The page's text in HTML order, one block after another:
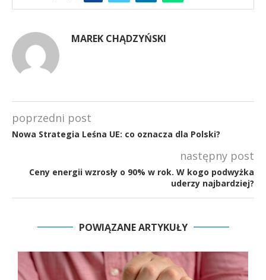
MAREK CHĄDZYŃSKI
poprzedni post
Nowa Strategia Leśna UE: co oznacza dla Polski?
następny post
Ceny energii wzrosły o 90% w rok. W kogo podwyżka
uderzy najbardziej?
POWIĄZANE ARTYKUŁY